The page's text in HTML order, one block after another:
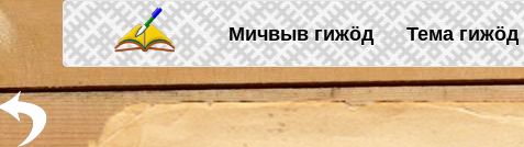
Skip to main content
Мичвыв гижӧд Тема гижӧд